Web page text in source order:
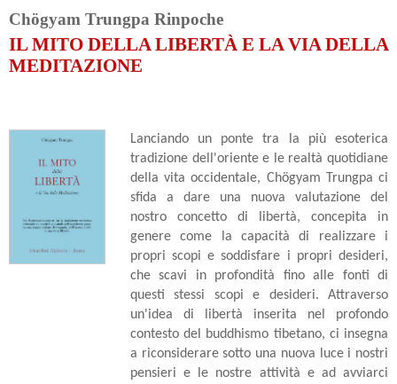
Chögyam Trungpa Rinpoche
IL MITO DELLA LIBERTÀ E LA VIA DELLA
MEDITAZIONE
Lanciando un ponte tra la più esoterica
tradizione dell'oriente e le realtà quotidiane
della vita occidentale, Chögyam Trungpa ci
sfida a dare una nuova valutazione del
nostro concetto di libertà, concepita in
genere come la capacità di realizzare i
propri scopi e soddisfare i propri desideri,
che scavi in profondità fino alle fonti di
questi stessi scopi e desideri. Attraverso
un'idea di libertà inserita nel profondo
contesto del buddhismo tibetano, ci insegna
a riconsiderare sotto una nuova luce i nostri
pensieri e le nostre attività e ad avviarci